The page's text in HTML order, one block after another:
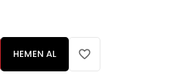
HEMEN AL